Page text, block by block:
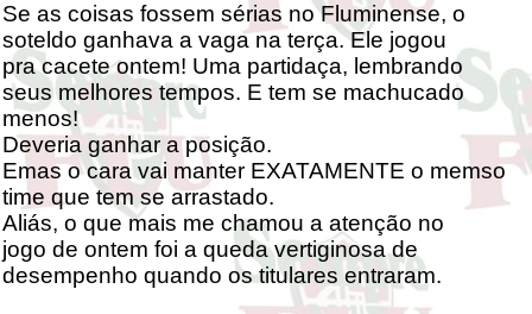
Se as coisas fossem sérias no Fluminense, o
soteldo ganhava a vaga na terça. Ele jogou
pra cacete ontem! Uma partidaça, lembrando
seus melhores tempos. E tem se machucado
menos!
Deveria ganhar a posição.
Emas o cara vai manter EXATAMENTE o memso
time que tem se arrastado.
Aliás, o que mais me chamou a atenção no
jogo de ontem foi a queda vertiginosa de
desempenho quando os titulares entraram.